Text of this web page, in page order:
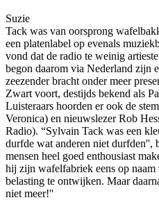
Suzie
Tack was van oorsprong
een platenlabel op evenals
vond dat de radio te weinig
begon daarom via Nederland zijn
zeezender bracht o­nder meer
Zwart voort, destijds bekend als
Luisteraars hoorden er ook de
Veronica) en nieuwslezer Rob
Radio). “Sylvain Tack was een
durfde wat anderen niet
mensen heel goed enthousiast
hij zijn wafelfabriek eens op naam
belasting te o­ntwijken. Maar
niet meer!''